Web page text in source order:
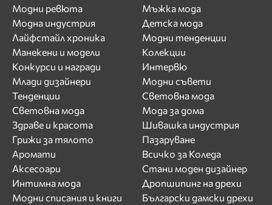
Модни ревюта
Модна индустрия
Лайфстайл хроника
Манекени и модели
Конкурси и награди
Млади дизайнери
Тенденции
Световна мода
Здраве и красота
Грижи за тялото
Аромати
Аксесоари
Интимна мода
Модни списания и книги
Мъжка мода
Детска мода
Модни тенденции
Колекции
Интервю
Модни съвети
Световна мода
Мода за дома
Шивашка индустрия
Пазаруване
Всичко за Коледа
Стани моден дизайнер
Дропшипинг на дрехи
Български дамски дрехи